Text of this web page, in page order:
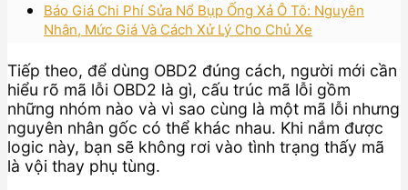
Báo Giá Chi Phí Sửa Nổ Bụp Ống Xả Ô Tô: Nguyên
Nhân, Mức Giá Và Cách Xử Lý Cho Chủ Xe
Tiếp theo, để dùng OBD2 đúng cách, người mới cần
hiểu rõ mã lỗi OBD2 là gì, cấu trúc mã lỗi gồm
những nhóm nào và vì sao cùng là một mã lỗi nhưng
nguyên nhân gốc có thể khác nhau. Khi nắm được
logic này, bạn sẽ không rơi vào tình trạng thấy mã
là vội thay phụ tùng.